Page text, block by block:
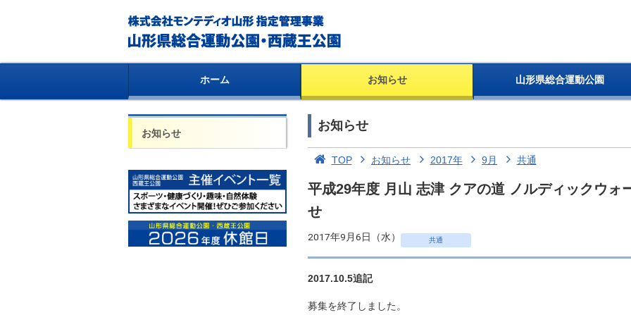
ホーム お知らせ 山形県総合運動公園
お知らせ
お知らせ
TOP お知らせ 2017年 9月 共通
平成29年度 月山 志津 クアの道 ノルディックウォ
せ
2017年9月6日（水） 共通
2017.10.5追記
募集を終了しました。